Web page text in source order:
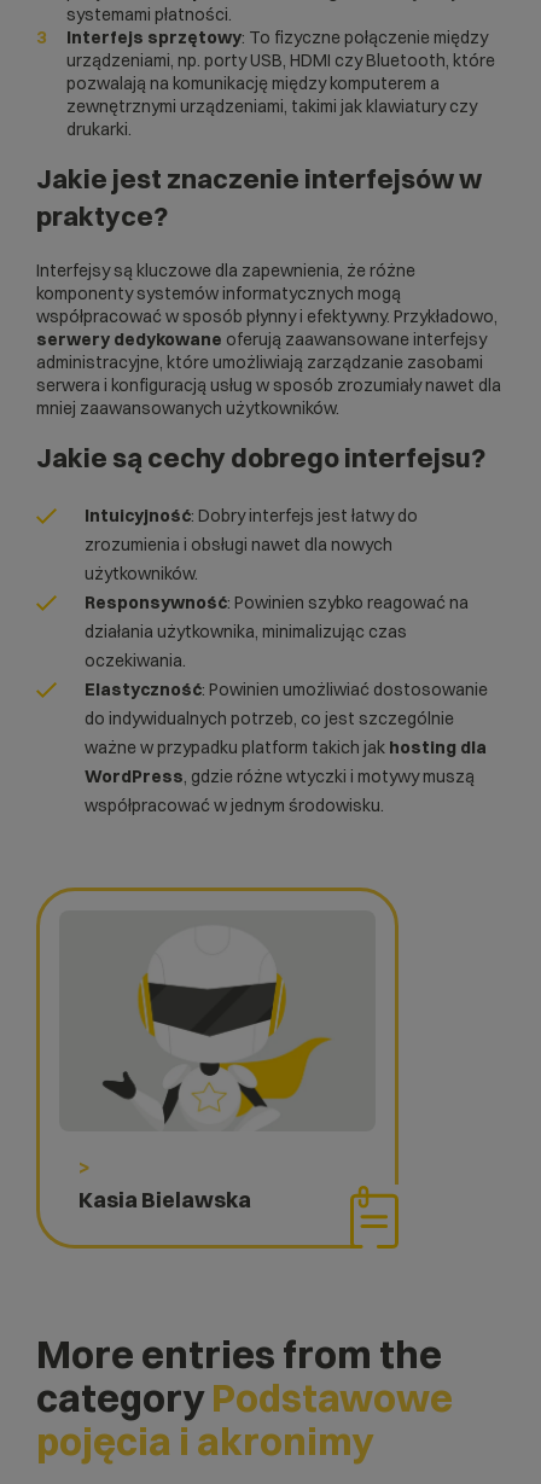
>
Kasia Bielawska
systemami płatności.
Interfejs sprzętowy: To fizyczne połączenie między
urządzeniami, np. porty USB, HDMI czy Bluetooth, które
pozwalają na komunikację między komputerem a
zewnętrznymi urządzeniami, takimi jak klawiatury czy
drukarki.
Jakie jest znaczenie interfejsóww
praktyce?
Interfejsy są kluczowe dla zapewnienia, że różne
komponenty systemów informatycznych mogą
współpracować w sposób płynny i efektywny. Przykładowo,
serwery dedykowane oferują zaawansowane interfejsy
administracyjne, które umożliwiają zarządzanie zasobami
serwera i konfiguracją usług w sposób zrozumiały nawet dla
mniej zaawansowanych użytkowników.
Jakie są cechy dobregointerfejsu?
Intuicyjność: Dobry interfejs jest łatwy do
zrozumienia i obsługi nawet dla nowych
użytkowników.
Responsywność: Powinien szybko reagować na
działania użytkownika, minimalizując czas
oczekiwania.
Elastyczność: Powinien umożliwiać dostosowanie
do indywidualnych potrzeb, co jest szczególnie
ważne w przypadku platform takich jak hosting dla
WordPress, gdzie różne wtyczki i motywy muszą
współpracować w jednym środowisku.
More entries from the
categoryPodstawowe
pojęcia i akronimy